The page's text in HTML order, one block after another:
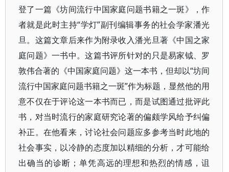
登了一篇《坊间流行中国家庭问题书籍之一斑》，作
者就是此时主持“学灯”副刊编辑事务的社会学家潘光
旦。这篇文章后来作为附录收入潘光旦著《中国之家
庭问题》一书中。这篇书评所针对的只是易家钺、罗
敦伟合著的《中国家庭问题》这一本书，但却以“坊间
流行中国家庭问题书籍之一斑”作为标题，显然他的用
意不仅在于评论这一本书而已，而是试图通过批评此
书，对当时流行的家庭研究论著的偏颇学风给予纠偏
补正。在他看来，讨论社会问题应多参考当时此地的
社会事实，以冷静的态度加以精细的分析，才可能给
出确当的诊断；单凭高远的理想和热烈的情感，诅